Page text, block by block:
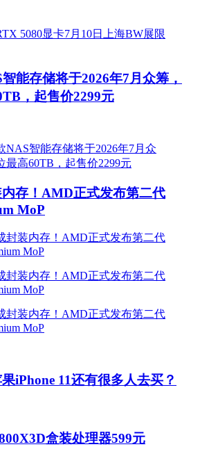
能存储将于2026年7月众筹，
，起售价2299元
存！AMD正式发布第二代
MoP
iPhone 11还有很多人去买？
盒装处理器599元